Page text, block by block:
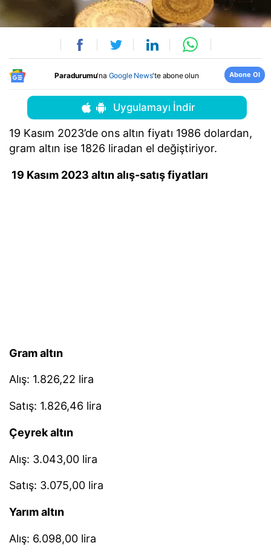
Paradurumu'na Google News'te abone olun Abone Ol
Uygulamayı İndir
19 Kasım 2023’de ons altın fiyatı 1986 dolardan,
gram altın ise 1826 liradan el değiştiriyor.
19 Kasım 2023 altın alış-satış fiyatları
Gram altın
Alış: 1.826,22 lira
Satış: 1.826,46 lira
Çeyrek altın
Alış: 3.043,00 lira
Satış: 3.075,00 lira
Yarım altın
Alış: 6.098,00 lira